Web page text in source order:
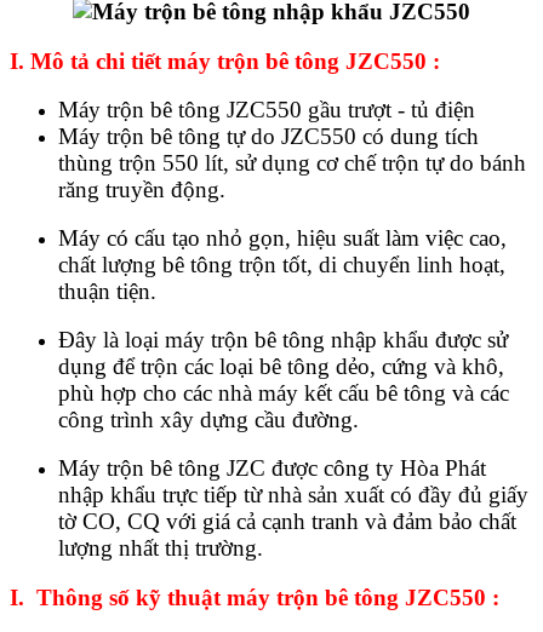
I. Mô tả chi tiết máy trộn bê tông JZC550 :
Máy trộn bê tông JZC550 gầu trượt - tủ điện
Máy trộn bê tông tự do JZC550 có dung tích
thùng trộn 550 lít, sử dụng cơ chế trộn tự do bánh
răng truyền động.
Máy có cấu tạo nhỏ gọn, hiệu suất làm việc cao,
chất lượng bê tông trộn tốt, di chuyển linh hoạt,
thuận tiện.
Đây là loại máy trộn bê tông nhập khẩu được sử
dụng để trộn các loại bê tông dẻo, cứng và khô,
phù hợp cho các nhà máy kết cấu bê tông và các
công trình xây dựng cầu đường.
Máy trộn bê tông JZC được công ty Hòa Phát
nhập khẩu trực tiếp từ nhà sản xuất có đầy đủ giấy
tờ CO, CQ với giá cả cạnh tranh và đảm bảo chất
lượng nhất thị trường.
I. Thông số kỹ thuật máy trộn bê tông JZC550 :